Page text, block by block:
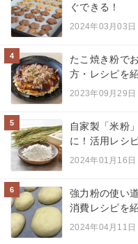
ぐできる！
2024年03月03日
4
たこ焼き粉で
方・レシピを紹
2023年09月29日
5
自家製「米粉
に！活用レシ
2024年01月16日
6
強力粉の使い
消費レシピを紹
2024年04月11日